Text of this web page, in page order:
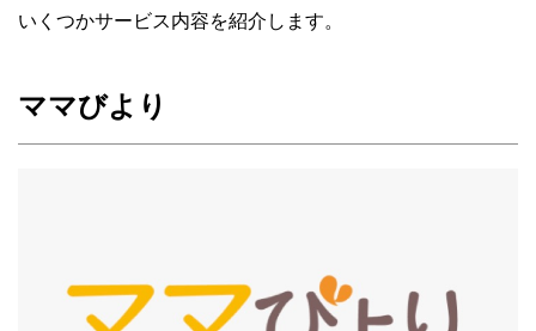
いくつかサービス内容を紹介します。
ママびより